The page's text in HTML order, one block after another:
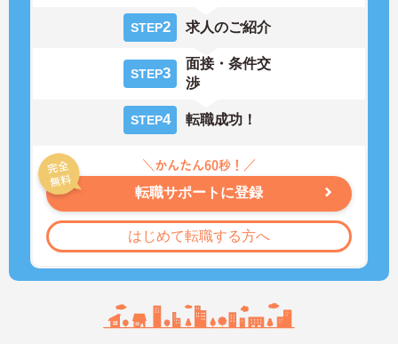
STEP2 求人のご紹介
STEP3
面接・条件交
渉
STEP4 転職成功！
転職サポートに登録
はじめて転職する方へ